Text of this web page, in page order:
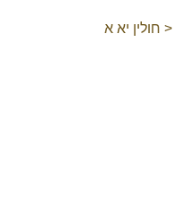
< חולין יא א